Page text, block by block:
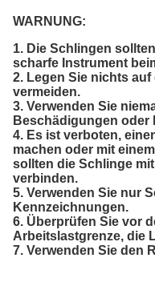
WARNUNG:
1. Die Schlingen
scharfe Instrument
2. Legen Sie nichts auf
vermeiden.
3. Verwenden Sie
Beschädigungen oder
4. Es ist verboten,
machen oder mit
sollten die Schlinge
verbinden.
5. Verwenden Sie nur
Kennzeichnungen.
6. Überprüfen Sie vor
Arbeitslastgrenze, die
7. Verwenden Sie den